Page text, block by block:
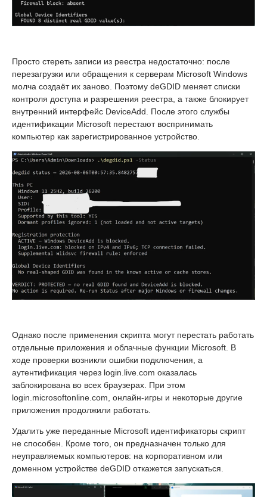
Просто стереть записи из реестра недостаточно: после
перезагрузки или обращения к серверам Microsoft Windows
молча создаёт их заново. Поэтому deGDID меняет списки
контроля доступа и разрешения реестра, а также блокирует
внутренний интерфейс DeviceAdd. После этого службы
идентификации Microsoft перестают воспринимать
компьютер как зарегистрированное устройство.
Однако после применения скрипта могут перестать работать
отдельные приложения и облачные функции Microsoft. В
ходе проверки возникли ошибки подключения, а
аутентификация через login.live.com оказалась
заблокирована во всех браузерах. При этом
login.microsoftonline.com, онлайн-игры и некоторые другие
приложения продолжили работать.
Удалить уже переданные Microsoft идентификаторы скрипт
не способен. Кроме того, он предназначен только для
неуправляемых компьютеров: на корпоративном или
доменном устройстве deGDID откажется запускаться.